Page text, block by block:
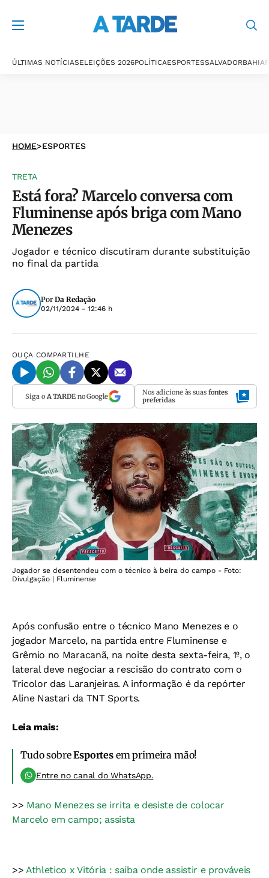
ÚLTIMAS NOTÍCIASELEIÇÕES 2026POLÍTICAESPORTESSALVADORBAHIA
HOME>ESPORTES
TRETA
Está fora? Marcelo conversa com
Fluminense após briga com Mano
Menezes
Jogador e técnico discutiram durante substituição
no final da partida
Por Da Redação
02/11/2024 - 12:46 h
OUÇA COMPARTILHE
Siga o A TARDEno Google Nos adicione às suas fontes
preferidas
Jogador se desentendeu com o técnico à beira do campo - Foto:
Divulgação | Fluminense
Após confusão entre o técnico Mano Menezes e o
jogador Marcelo, na partida entre Fluminense e
Grêmio no Maracanã, na noite desta sexta-feira, 1º, o
lateral deve negociar a rescisão do contrato com o
Tricolor das Laranjeiras. A informação é da repórter
Aline Nastari da TNT Sports.
Leia mais:
Tudo sobreEsportesem primeira mão!
Entre no canal do WhatsApp.
>> Mano Menezes se irrita e desiste de colocar
Marcelo em campo; assista
>>Athletico x Vitória : saiba onde assistir e prováveis